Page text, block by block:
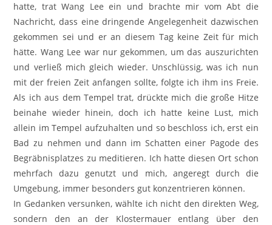
hatte, trat Wang Lee ein und brachte mir vom Abt die
Nachricht, dass eine dringende Angelegenheit dazwischen
gekommen sei und er an diesem Tag keine Zeit für mich
hätte. Wang Lee war nur gekommen, um das auszurichten
und verließ mich gleich wieder. Unschlüssig, was ich nun
mit der freien Zeit anfangen sollte, folgte ich ihm ins Freie.
Als ich aus dem Tempel trat, drückte mich die große Hitze
beinahe wieder hinein, doch ich hatte keine Lust, mich
allein im Tempel aufzuhalten und so beschloss ich, erst ein
Bad zu nehmen und dann im Schatten einer Pagode des
Begräbnisplatzes zu meditieren. Ich hatte diesen Ort schon
mehrfach dazu genutzt und mich, angeregt durch die
Umgebung, immer besonders gut konzentrieren können.
In Gedanken versunken, wählte ich nicht den direkten Weg,
sondern den an der Klostermauer entlang über den